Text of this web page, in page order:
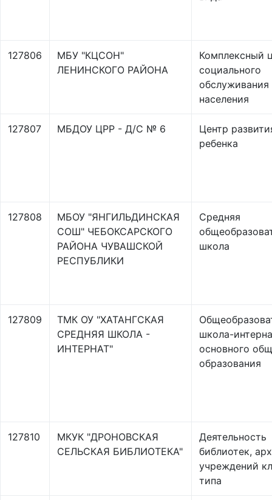
127806
МБУ "КЦСОН"
ЛЕНИНСКОГО РАЙОНА
Комплексный
социального
обслуживания
населения
127807 МБДОУ ЦРР - Д/С № 6
Центр
ребенка
127808
МБОУ "ЯНГИЛЬДИНСКАЯ
СОШ" ЧЕБОКСАРСКОГО
РАЙОНА ЧУВАШСКОЙ
РЕСПУБЛИКИ
Средняя
школа
127809
ТМК ОУ "ХАТАНГСКАЯ
СРЕДНЯЯ ШКОЛА -
ИНТЕРНАТ"
школа-
основного
образования
127810
МКУК "ДРОНОВСКАЯ
СЕЛЬСКАЯ БИБЛИОТЕКА"
Деятельность
библиотек,
учреждений
типа